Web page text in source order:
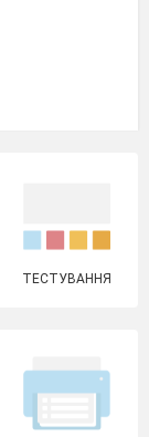
ТЕСТУВАННЯ